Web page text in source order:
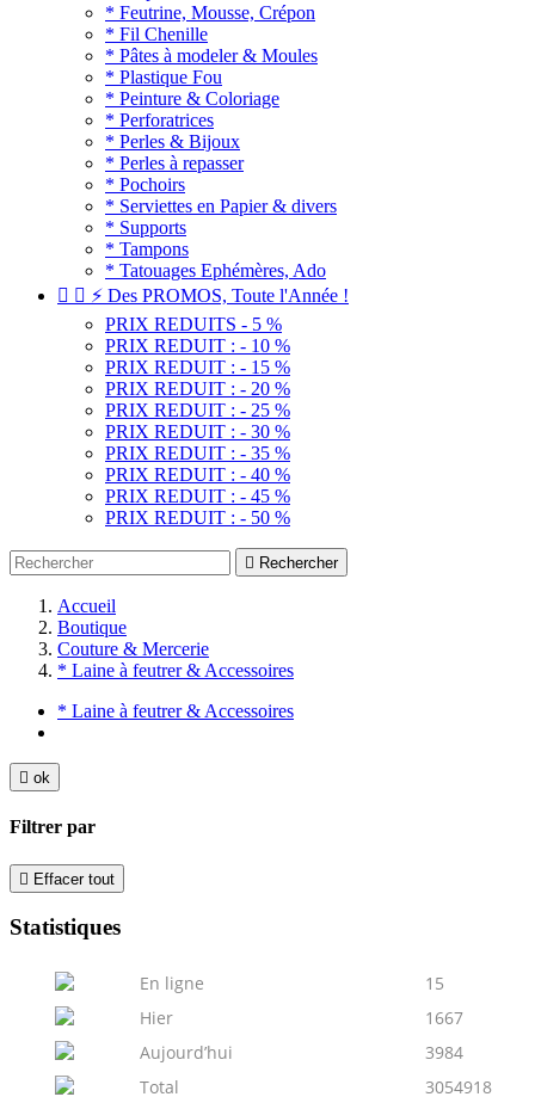
* Feutrine, Mousse, Crépon
* Fil Chenille
* Pâtes à modeler & Moules
* Plastique Fou
* Peinture & Coloriage
* Perforatrices
* Perles & Bijoux
* Perles à repasser
* Pochoirs
* Serviettes en Papier & divers
* Supports
* Tampons
* Tatouages Ephémères, Ado
  ⚡ Des PROMOS, Toute l'Année !
PRIX REDUITS - 5 %
PRIX REDUIT : - 10 %
PRIX REDUIT : - 15 %
PRIX REDUIT : - 20 %
PRIX REDUIT : - 25 %
PRIX REDUIT : - 30 %
PRIX REDUIT : - 35 %
PRIX REDUIT : - 40 %
PRIX REDUIT : - 45 %
PRIX REDUIT : - 50 %
 Rechercher
Accueil
Boutique
Couture & Mercerie
* Laine à feutrer & Accessoires
* Laine à feutrer & Accessoires
 ok
Filtrer par
 Effacer tout
Statistiques
En ligne
15
Hier
1667
Aujourd’hui
3984
Total
3054918